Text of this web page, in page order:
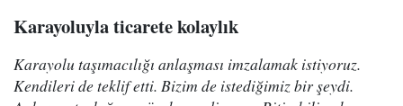
Karayoluyla ticarete kolaylık
Karayolu taşımacılığı anlaşması imzalamak istiyoruz.
Kendileri de teklif etti. Bizim de istediğimiz bir şeydi.